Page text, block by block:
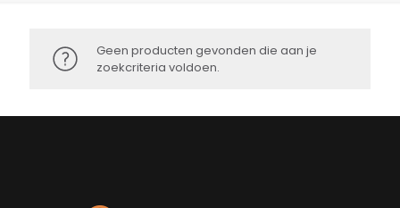
Geen producten gevonden die aan je
zoekcriteria voldoen.